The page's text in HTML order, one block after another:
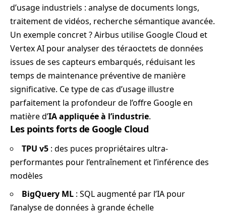
d’usage industriels : analyse de documents longs,
traitement de vidéos, recherche sémantique avancée.
Un exemple concret ? Airbus utilise Google Cloud et
Vertex AI pour analyser des téraoctets de données
issues de ses capteurs embarqués, réduisant les
temps de maintenance préventive de manière
significative. Ce type de cas d’usage illustre
parfaitement la profondeur de l’offre Google en
matière d’IA appliquée à l’industrie.
Les points forts de Google Cloud
TPU v5 : des puces propriétaires ultra-
performantes pour l’entraînement et l’inférence des
modèles
BigQuery ML : SQL augmenté par l’IA pour
l’analyse de données à grande échelle